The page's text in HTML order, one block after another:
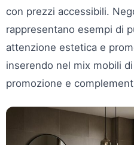
con prezzi accessibili.
rappresentano esempi di
attenzione estetica e
inserendo nel mix mobili
promozione e